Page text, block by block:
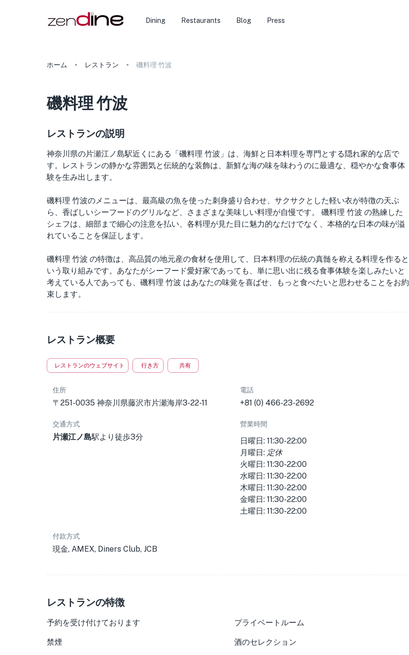
Dining Restaurants Blog Press
ホーム レストラン 磯料理 竹波
磯料理 竹波
レストランの説明
神奈川県の片瀬江ノ島駅近くにある「磯料理 竹波」は、海鮮と日本料理を専門とする隠れ家的な店で
す。レストランの静かな雰囲気と伝統的な装飾は、新鮮な海の味を味わうのに最適な、穏やかな食事体
験を生み出します。
磯料理 竹波のメニューは、最高級の魚を使った刺身盛り合わせ、サクサクとした軽い衣が特徴の天ぷ
ら、香ばしいシーフードのグリルなど、さまざまな美味しい料理が自慢です。 磯料理 竹波 の熟練した
シェフは、細部まで細心の注意を払い、各料理が見た目に魅力的なだけでなく、本格的な日本の味が溢
れていることを保証します。
磯料理 竹波 の特徴は、高品質の地元産の食材を使用して、日本料理の伝統の真髄を称える料理を作ると
いう取り組みです。あなたがシーフード愛好家であっても、単に思い出に残る食事体験を楽しみたいと
考えている人であっても、磯料理 竹波 はあなたの味覚を喜ばせ、もっと食べたいと思わせることをお約
束します。
レストラン概要
レストランのウェブサイト 行き方 共有
住所
〒251-0035 神奈川県藤沢市片瀬海岸3-22-11
電話
+81 (0) 466-23-2692
交通方式
片瀬江ノ島駅より徒歩3分
營業時間
日曜日: 11:30-22:00
月曜日: 定休
火曜日: 11:30-22:00
水曜日: 11:30-22:00
木曜日: 11:30-22:00
金曜日: 11:30-22:00
土曜日: 11:30-22:00
付款方式
現金, AMEX, Diners Club, JCB
レストランの特徴
予約を受け付けております プライベートルーム
禁煙 酒のセレクション